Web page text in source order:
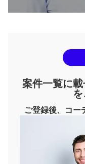
案件一覧に載
ご登録後、コー